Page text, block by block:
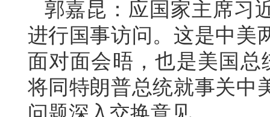
郭嘉昆：应国家主席习
进行国事访问。这是中美
面对面会晤，也是美国
将同特朗普总统就事关中